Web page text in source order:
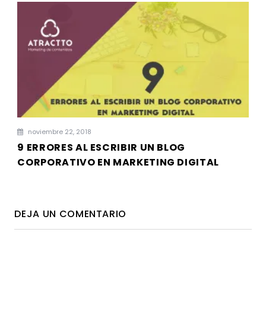
noviembre 22, 2018
9 ERRORES AL ESCRIBIR UN BLOG
CORPORATIVO EN MARKETING DIGITAL
DEJA UN COMENTARIO